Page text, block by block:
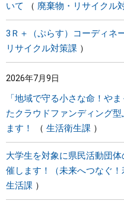
いて
廃棄物・リサイクル
3Ｒ＋（ぷらす）コーディネ
リサイクル対策課
2026年7月9日
「地域で守る小さな命！や
たクラウドファンディング
ます！
生活衛生課
大学生を対象に県民活動団
催します！（未来へつなぐ！
生活課